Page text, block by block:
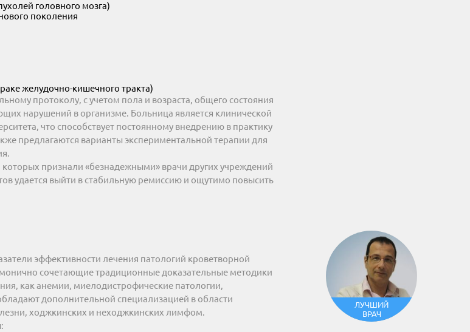
головного мозга)
поколения
желудочно-кишечного тракта)
протоколу, с учетом пола и возраста, общего состояния
нарушений в организме. Больница является клинической
что способствует постоянному внедрению в практику
предлагаются варианты экспериментальной терапии для
признали «безнадежными» врачи других учреждений
удается выйти в стабильную ремиссию и ощутимо повысить
эффективности лечения патологий кроветворной
сочетающие традиционные доказательные методики
как анемии, миелодистрофические патологии,
дополнительной специализацией в области
ходжкинских и неходжкинских лимфом.
ЛУЧШИЙ
ВРАЧ